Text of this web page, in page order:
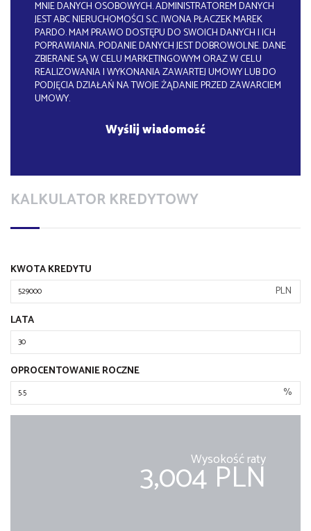
MNIE DANYCH OSOBOWYCH. ADMINISTRATOREM DANYCH
JEST ABC NIERUCHOMOŚCI S.C. IWONA PŁACZEK MAREK
PARDO. MAM PRAWO DOSTĘPU DO SWOICH DANYCH I ICH
POPRAWIANIA. PODANIE DANYCH JEST DOBROWOLNE. DANE
ZBIERANE SĄ W CELU MARKETINGOWYM ORAZ W CELU
REALIZOWANIA I WYKONANIA ZAWARTEJ UMOWY LUB DO
PODJĘCIA DZIAŁAŃ NA TWOJE ŻĄDANIE PRZED ZAWARCIEM
UMOWY.
KALKULATOR KREDYTOWY
KWOTA KREDYTU
PLN
LATA
OPROCENTOWANIE ROCZNE
%
Wysokość raty
3,004 PLN